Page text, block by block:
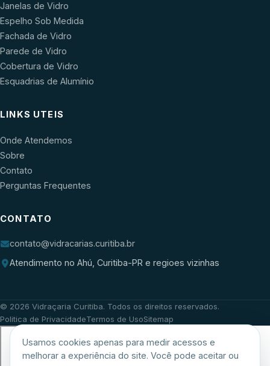
Janelas de Vidro
Espelho Sob Medida
Fachada de Vidro
Parede de Vidro
Cobertura de Vidro
Esquadrias de Alumínio
LINKS UTEIS
Onde Atendemos
Sobre
Contato
Perguntas Frequentes
CONTATO
contato@vidracarias.curitiba.br
Atendimento no Ahú, Curitiba-PR e regioes vizinhas
© 2026 Vidraçaria Curitiba. Todos os direitos reservados.
Politica de PrivacidadeTermos de UsoSitemap
Usamos cookies apenas para medir acessos e
melhorar a experiência do site. Você pode aceitar ou